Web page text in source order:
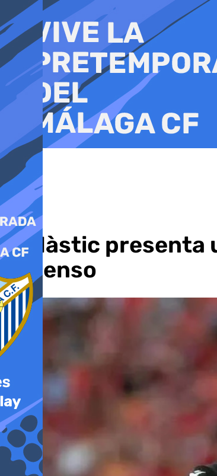
al
contenido
El Nàstic presenta
ascenso